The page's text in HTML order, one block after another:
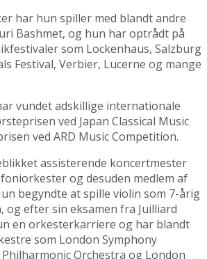
har hun spiller med blandt andre
Bashmet, og hun har optrådt på
som Lockenhaus, Salzburg
Festival, Verbier, Lucerne og mange
vundet adskillige internationale
ved Japan Classical Music
ved ARD Music Competition.
assisterende koncertmester
og desuden medlem af
begyndte at spille violin som 7-årig
og efter sin eksamen fra Juilliard
en orkesterkarriere og har blandt
som London Symphony
Orchestra og London